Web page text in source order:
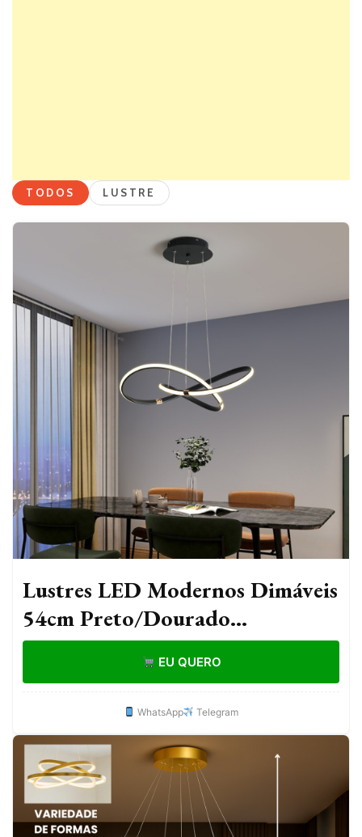
TODOS LUSTRE
Lustres LED Modernos Dimáveis
54cm Preto/Dourado
Luminárias Pendentes para
Quarto, Sala de Jantar, Cozinha
- Luminária
EU QUERO
WhatsApp Telegram